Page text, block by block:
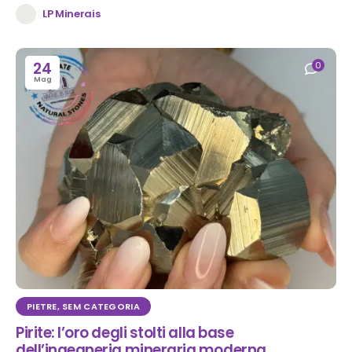
LP Minerais
24
Mag
0
PIETRE, SEM CATEGORIA
Pirite: l’oro degli stolti alla base